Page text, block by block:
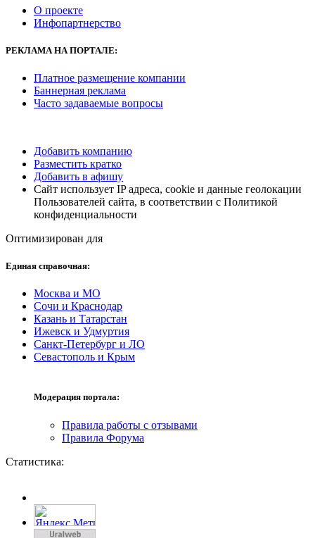
О проекте
Инфопартнерство
РЕКЛАМА НА ПОРТАЛЕ:
Платное размещение компании
Баннерная реклама
Часто задаваемые вопросы
Добавить компанию
Разместить кратко
Добавить в афишу
Сайт использует IP адреса, cookie и данные геолокации
Пользователей сайта, в соответствии с Политикой
конфиденциальности
Оптимизирован для
Единая справочная:
Москва и МО
Сочи и Краснодар
Казань и Татарстан
Ижевск и Удмуртия
Санкт-Петербург и ЛО
Севастополь и Крым
Модерация портала:
Правила работы с отзывами
Правила Форума
Статистика: